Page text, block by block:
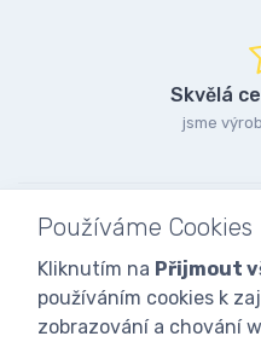
Skvělá
jsme
Používáme Cookies
Kliknutím na Přijmout
používáním cookies k
zobrazování a chování